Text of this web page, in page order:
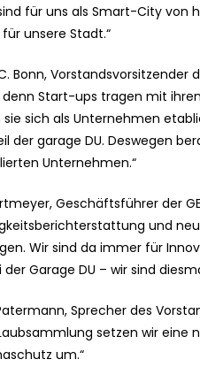
für uns als Smart-City von
unsere Stadt.“
Bonn, Vorstandsvorsitzender
Start-ups tragen mit
sie sich als Unternehmen
der garage DU. Deswegen
Unternehmen.“
Geschäftsführer der
und
Wir sind da immer für
Garage DU – wir sind
Sprecher des
setzen wir eine
um.“